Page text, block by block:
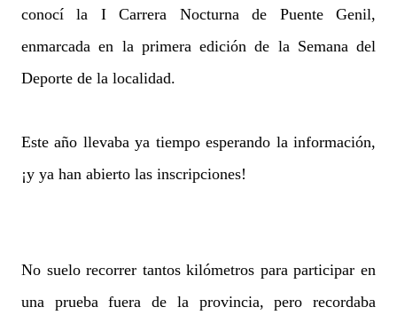
conocí la I Carrera Nocturna de Puente Genil,
enmarcada en la primera edición de la Semana del
Deporte de la localidad.
Este año llevaba ya tiempo esperando la información,
¡y ya han abierto las inscripciones!
No suelo recorrer tantos kilómetros para participar en
una prueba fuera de la provincia, pero recordaba